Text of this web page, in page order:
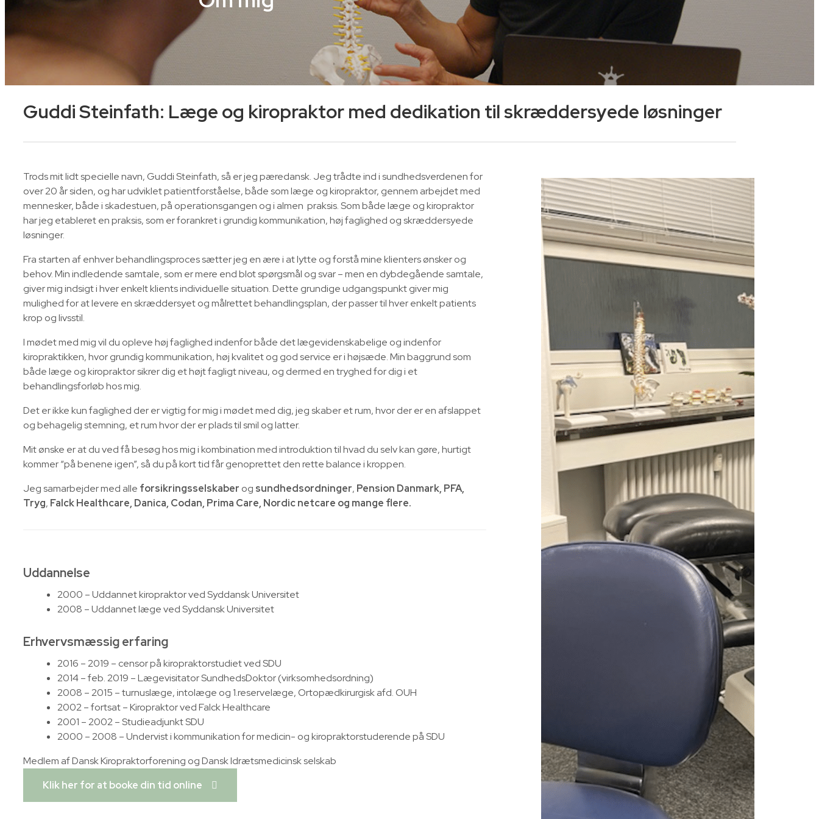
Guddi Steinfath: Læge og kiropraktor med dedikation til skræddersyede løsninger
Trods mit lidt specielle navn, Guddi Steinfath, så er jeg pæredansk. Jeg trådte ind i sundhedsverdenen for
over 20 år siden, og har udviklet patientforståelse, både som læge og kiropraktor, gennem arbejdet med
mennesker, både i skadestuen, på operationsgangen og i almen praksis. Som både læge og kiropraktor
har jeg etableret en praksis, som er forankret i grundig kommunikation, høj faglighed og skræddersyede
løsninger.
Fra starten af enhver behandlingsproces sætter jeg en ære i at lytte og forstå mine klienters ønsker og
behov. Min indledende samtale, som er mere end blot spørgsmål og svar – men en dybdegående samtale,
giver mig indsigt i hver enkelt klients individuelle situation. Dette grundige udgangspunkt giver mig
mulighed for at levere en skræddersyet og målrettet behandlingsplan, der passer til hver enkelt patients
krop og livsstil.
I mødet med mig vil du opleve høj faglighed indenfor både det lægevidenskabelige og indenfor
kiropraktikken, hvor grundig kommunikation, høj kvalitet og god service er i højsæde. Min baggrund som
både læge og kiropraktor sikrer dig et højt fagligt niveau, og dermed en tryghed for dig i et
behandlingsforløb hos mig.
Det er ikke kun faglighed der er vigtig for mig i mødet med dig, jeg skaber et rum, hvor der er en afslappet
og behagelig stemning, et rum hvor der er plads til smil og latter.
Mit ønske er at du ved få besøg hos mig i kombination med introduktion til hvad du selv kan gøre, hurtigt
kommer “på benene igen”, så du på kort tid får genoprettet den rette balance i kroppen.
Jeg samarbejder med alle forsikringsselskaber og sundhedsordninger, Pension Danmark, PFA,
Tryg, Falck Healthcare, Danica, Codan, Prima Care, Nordic netcare og mange flere.
Uddannelse
2000 – Uddannet kiropraktor ved Syddansk Universitet
2008 – Uddannet læge ved Syddansk Universitet
Erhvervsmæssig erfaring
2016 – 2019 – censor på kiropraktorstudiet ved SDU
2014 – feb. 2019 – Lægevisitator SundhedsDoktor (virksomhedsordning)
2008 – 2015 – turnuslæge, intolæge og 1.reservelæge, Ortopædkirurgisk afd. OUH
2002 – fortsat – Kiropraktor ved Falck Healthcare
2001 – 2002 – Studieadjunkt SDU
2000 – 2008 – Undervist i kommunikation for medicin- og kiropraktorstuderende på SDU
Medlem af Dansk Kiropraktorforening og Dansk Idrætsmedicinsk selskab
Klik her for at booke din tid online